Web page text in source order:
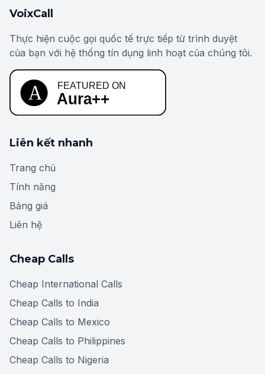
VoixCall
Thực hiện cuộc gọi quốc tế trực tiếp từ trình duyệt
của bạn với hệ thống tín dụng linh hoạt của chúng tôi.
Liên kết nhanh
Trang chủ
Tính năng
Bảng giá
Liên hệ
Cheap Calls
Cheap International Calls
Cheap Calls to India
Cheap Calls to Mexico
Cheap Calls to Philippines
Cheap Calls to Nigeria